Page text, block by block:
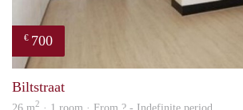
€ 700
Biltstraat
2